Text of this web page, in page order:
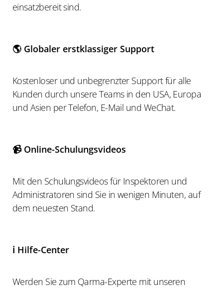
einsatzbereit sind.
🌎 Globaler erstklassiger Support
Kostenloser und unbegrenzter Support für alle
Kunden durch unsere Teams in den USA, Europa
und Asien per Telefon, E-Mail und WeChat.
📹 Online-Schulungsvideos
Mit den Schulungsvideos für Inspektoren und
Administratoren sind Sie in wenigen Minuten, auf
dem neuesten Stand.
ℹ️ Hilfe-Center
Werden Sie zum Qarma-Experte mit unseren